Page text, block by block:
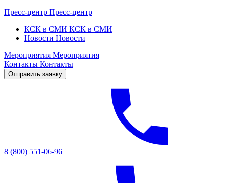
Пресс-центр Пресс-центр
КСК в СМИ КСК в СМИ
Новости Новости
Мероприятия Мероприятия
Контакты Контакты
Отправить заявку
8 (800) 551-06-96